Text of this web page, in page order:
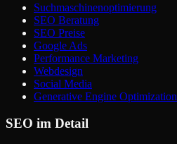
Suchmaschinenoptimierung
SEO Beratung
SEO Preise
Google Ads
Performance Marketing
Webdesign
Social Media
Generative Engine Optimization
SEO im Detail